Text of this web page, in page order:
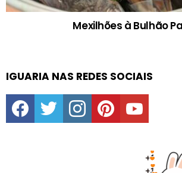
Mexilhões à Bulhão
IGUARIA NAS REDES SOCIAIS
facebooktwitter instagrampinterestyoutube